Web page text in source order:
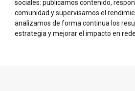
sociales: publicamos contenido,
comunidad y supervisamos el
analizamos de forma continua los
estrategia y mejorar el impacto en